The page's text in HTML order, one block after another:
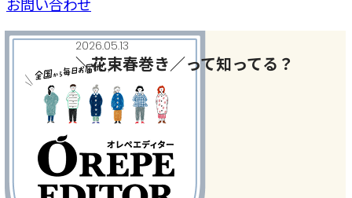
2026.05.13
＼花束春巻き／って知ってる？
今日、何作った？
#春巻き#春巻きの皮